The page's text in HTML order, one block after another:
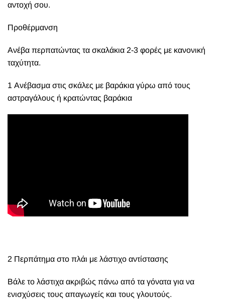
αντοχή σου.
Προθέρμανση
Ανέβα περπατώντας τα σκαλάκια 2-3 φορές με κανονική
ταχύτητα.
1 Ανέβασμα στις σκάλες με βαράκια γύρω από τους
αστραγάλους ή κρατώντας βαράκια
2 Περπάτημα στο πλάι με λάστιχο αντίστασης
Βάλε το λάστιχα ακριβώς πάνω από τα γόνατα για να
ενισχύσεις τους απαγωγείς και τους γλουτούς.